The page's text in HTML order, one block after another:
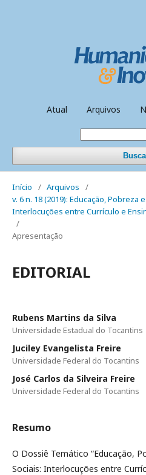
Atual Arquivos
Início / Arquivos
/
v. 6 n. 18 (2019): Educação, Pobreza
Interlocuções entre Currículo e
/
Apresentação
EDITORIAL
Rubens Martins da Silva
Universidade Estadual do Tocantins
Juciley Evangelista Freire
Universidade Federal do Tocantins
José Carlos da Silveira Freire
Universidade Federal do Tocantins
Resumo
O Dossiê Temático “Educação,
Sociais: Interlocuções entre